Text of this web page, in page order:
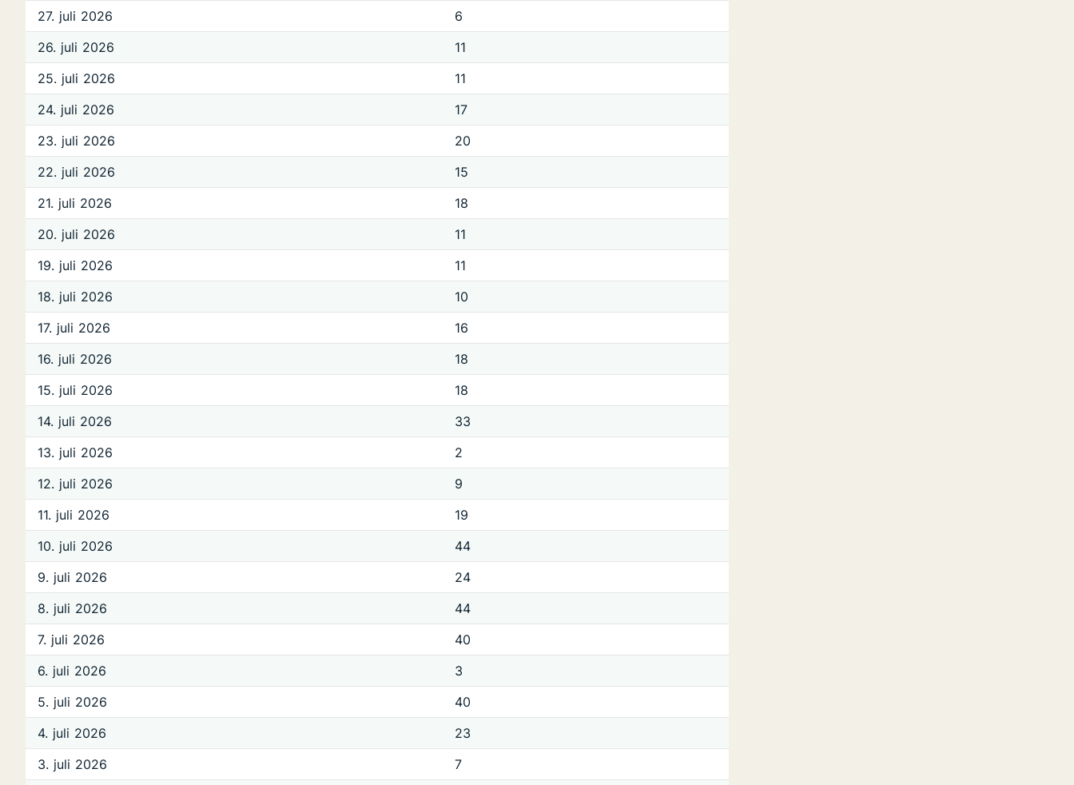
27. juli 2026
6
26. juli 2026
11
25. juli 2026
11
24. juli 2026
17
23. juli 2026
20
22. juli 2026
15
21. juli 2026
18
20. juli 2026
11
19. juli 2026
11
18. juli 2026
10
17. juli 2026
16
16. juli 2026
18
15. juli 2026
18
14. juli 2026
33
13. juli 2026
2
12. juli 2026
9
11. juli 2026
19
10. juli 2026
44
9. juli 2026
24
8. juli 2026
44
7. juli 2026
40
6. juli 2026
3
5. juli 2026
40
4. juli 2026
23
3. juli 2026
7